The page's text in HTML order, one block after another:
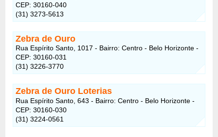
CEP: 30160-040
(31) 3273-5613
Zebra de Ouro
Rua Espírito Santo, 1017 - Bairro: Centro - Belo Horizonte -
CEP: 30160-031
(31) 3226-3770
Zebra de Ouro Loterias
Rua Espírito Santo, 643 - Bairro: Centro - Belo Horizonte -
CEP: 30160-030
(31) 3224-0561